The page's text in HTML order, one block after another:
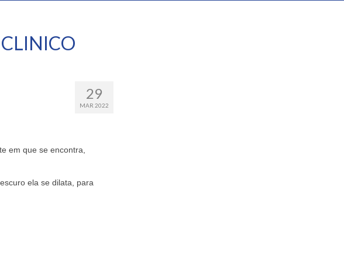
29
MAR 2022
em que se encontra,
ela se dilata, para